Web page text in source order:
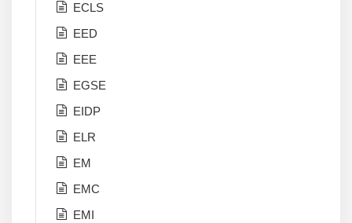
ECLS
EED
EEE
EGSE
EIDP
ELR
EM
EMC
EMI